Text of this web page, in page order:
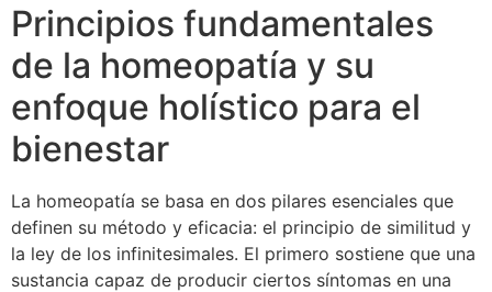
Principios fundamentales
de la homeopatía y su
enfoque holístico para el
bienestar
La homeopatía se basa en dos pilares esenciales que
definen su método y eficacia: el principio de similitud y
la ley de los infinitesimales. El primero sostiene que una
sustancia capaz de producir ciertos síntomas en una